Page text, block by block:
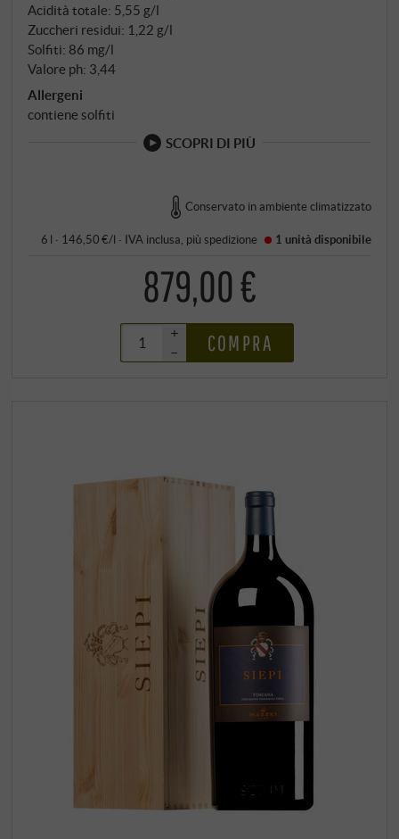
Acidità totale: 5,55 g/l
Zuccheri residui: 1,22 g/l
Solfiti: 86 mg/l
Valore ph: 3,44
Allergeni
contiene solfiti
SCOPRI DI PIÙ
Conservato in ambiente climatizzato
6 l · 146,50 €/l · IVA inclusa , piùspedizione 1 unità disponibile
879,00 €
+
–
COMPRA